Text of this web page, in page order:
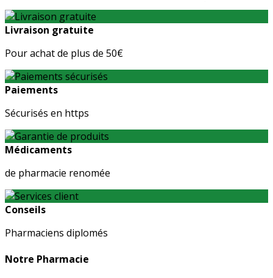
Livraison gratuite
Pour achat de plus de 50€
Paiements
Sécurisés en https
Médicaments
de pharmacie renomée
Conseils
Pharmaciens diplomés
Notre Pharmacie